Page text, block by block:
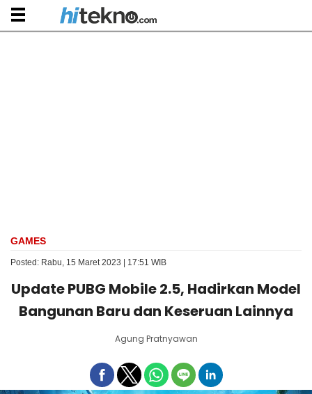
GAMES
Posted: Rabu, 15 Maret 2023 | 17:51 WIB
Update PUBG Mobile 2.5, Hadirkan Model
Bangunan Baru dan Keseruan Lainnya
Agung Pratnyawan